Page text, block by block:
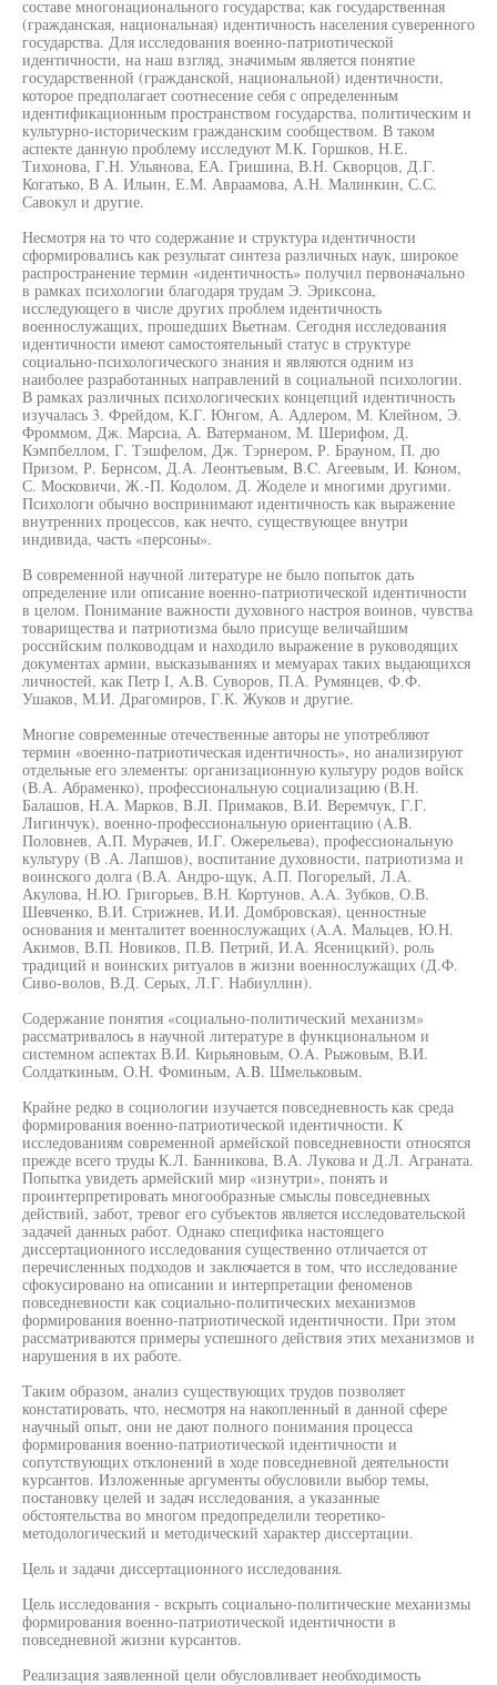
составе многонационального государства; как государственная
(гражданская, национальная) идентичность населения суверенного
государства. Для исследования военно-патриотической
идентичности, на наш взгляд, значимым является понятие
государственной (гражданской, национальной) идентичности,
которое предполагает соотнесение себя с определенным
идентификационным пространством государства, политическим и
культурно-историческим гражданским сообществом. В таком
аспекте данную проблему исследуют М.К. Горшков, Н.Е.
Тихонова, Г.Н. Ульянова, ЕА. Гришина, В.Н. Скворцов, Д.Г.
Когатько, В А. Ильин, Е.М. Авраамова, А.Н. Малинкин, С.С.
Савокул и другие.
Несмотря на то что содержание и структура идентичности
сформировались как результат синтеза различных наук, широкое
распространение термин «идентичность» получил первоначально
в рамках психологии благодаря трудам Э. Эриксона,
исследующего в числе других проблем идентичность
военнослужащих, прошедших Вьетнам. Сегодня исследования
идентичности имеют самостоятельный статус в структуре
социально-психологического знания и являются одним из
наиболее разработанных направлений в социальной психологии.
В рамках различных психологических концепций идентичность
изучалась 3. Фрейдом, К.Г. Юнгом, А. Адлером, М. Клейном, Э.
Фроммом, Дж. Марсиа, А. Ватерманом, М. Шерифом, Д.
Кэмпбеллом, Г. Тэшфелом, Дж. Тэрнером, Р. Брауном, П. дю
Призом, Р. Бернсом, Д.А. Леонтьевым, B.C. Агеевым, И. Коном,
С. Московичи, Ж.-П. Кодолом, Д. Жоделе и многими другими.
Психологи обычно воспринимают идентичность как выражение
внутренних процессов, как нечто, существующее внутри
индивида, часть «персоны».
В современной научной литературе не было попыток дать
определение или описание военно-патриотической идентичности
в целом. Понимание важности духовного настроя воинов, чувства
товарищества и патриотизма было присуще величайшим
российским полководцам и находило выражение в руководящих
документах армии, высказываниях и мемуарах таких выдающихся
личностей, как Петр I, A.B. Суворов, П.А. Румянцев, Ф.Ф.
Ушаков, М.И. Драгомиров, Г.К. Жуков и другие.
Многие современные отечественные авторы не употребляют
термин «военно-патриотическая идентичность», но анализируют
отдельные его элементы: организационную культуру родов войск
(В.А. Абраменко), профессиональную социализацию (В.Н.
Балашов, H.A. Марков, B.JI. Примаков, В.И. Веремчук, Г.Г.
Лигинчук), военно-профессиональную ориентацию (A.B.
Половнев, А.П. Мурачев, И.Г. Ожерельева), профессиональную
культуру (В .А. Лапшов), воспитание духовности, патриотизма и
воинского долга (В.А. Андро-щук, А.П. Погорелый, Л.А.
Акулова, Н.Ю. Григорьев, В.Н. Кортунов, A.A. Зубков, О.В.
Шевченко, В.И. Стрижнев, И.И. Домбровская), ценностные
основания и менталитет военнослужащих (A.A. Мальцев, Ю.Н.
Акимов, В.П. Новиков, П.В. Петрий, И.А. Ясеницкий), роль
традиций и воинских ритуалов в жизни военнослужащих (Д.Ф.
Сиво-волов, В.Д. Серых, Л.Г. Набиуллин).
Содержание понятия «социально-политический механизм»
рассматривалось в научной литературе в функциональном и
системном аспектах В.И. Кирьяновым, O.A. Рыжовым, В.И.
Солдаткиным, О.Н. Фоминым, A.B. Шмельковым.
Крайне редко в социологии изучается повседневность как среда
формирования военно-патриотической идентичности. К
исследованиям современной армейской повседневности относятся
прежде всего труды К.Л. Банникова, В.А. Лукова и Д.Л. Аграната.
Попытка увидеть армейский мир «изнутри», понять и
проинтерпретировать многообразные смыслы повседневных
действий, забот, тревог его субъектов является исследовательской
задачей данных работ. Однако специфика настоящего
диссертационного исследования существенно отличается от
перечисленных подходов и заключается в том, что исследование
сфокусировано на описании и интерпретации феноменов
повседневности как социально-политических механизмов
формирования военно-патриотической идентичности. При этом
рассматриваются примеры успешного действия этих механизмов и
нарушения в их работе.
Таким образом, анализ существующих трудов позволяет
констатировать, что, несмотря на накопленный в данной сфере
научный опыт, они не дают полного понимания процесса
формирования военно-патриотической идентичности и
сопутствующих отклонений в ходе повседневной деятельности
курсантов. Изложенные аргументы обусловили выбор темы,
постановку целей и задач исследования, а указанные
обстоятельства во многом предопределили теоретико-
методологический и методический характер диссертации.
Цель и задачи диссертационного исследования.
Цель исследования - вскрыть социально-политические механизмы
формирования военно-патриотической идентичности в
повседневной жизни курсантов.
Реализация заявленной цели обусловливает необходимость